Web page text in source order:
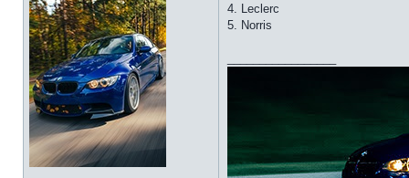
4. Leclerc
5. Norris